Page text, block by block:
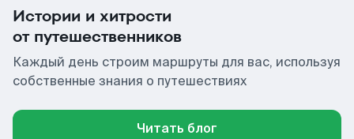
Истории и хитрости
от путешественников
Каждый день строим маршруты для вас, используя
собственные знания о путешествиях
Читать блог